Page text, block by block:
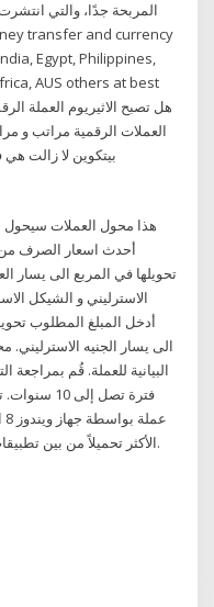
المربحة جدًا، والتي
Egypt, Philippines,
AUS others at best
العملات الرقمية مراتب و
بيتكوين لا زالت
هذا محول العملات سيحول
أحدث اسعار الصرف
تحويلها في المربع الى يسار
الاسترليني و الشيكل
الى يسار الجنيه
البيانية للعملة. قُم
من xe الأكثر تحميلاً من بين تطبيقات صرف العملات الأجنبية في العالم.